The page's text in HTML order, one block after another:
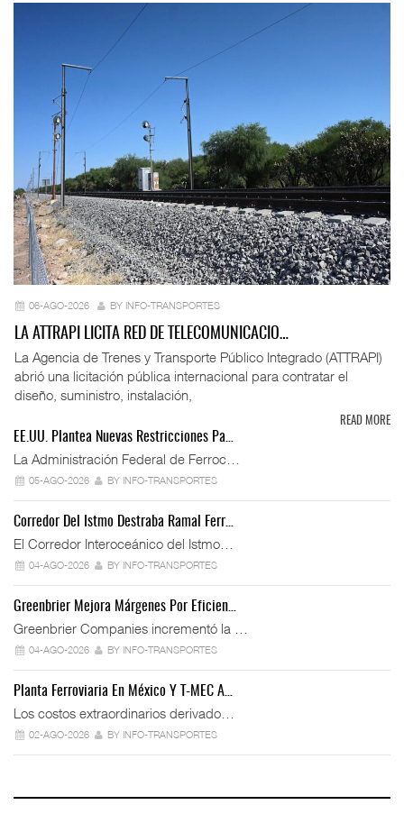
06-AGO-2026 BY INFO-TRANSPORTES
LA ATTRAPI LICITA RED DE TELECOMUNICACIO…
La Agencia de Trenes y Transporte Público Integrado (ATTRAPI)
abrió una licitación pública internacional para contratar el
diseño, suministro, instalación,
READ MORE
EE.UU. Plantea Nuevas Restricciones Pa…
La Administración Federal de Ferroc…
05-AGO-2026 BY INFO-TRANSPORTES
Corredor Del Istmo Destraba Ramal Ferr…
El Corredor Interoceánico del Istmo…
04-AGO-2026 BY INFO-TRANSPORTES
Greenbrier Mejora Márgenes Por Eficien…
Greenbrier Companies incrementó la …
04-AGO-2026 BY INFO-TRANSPORTES
Planta Ferroviaria En México Y T-MEC A…
Los costos extraordinarios derivado…
02-AGO-2026 BY INFO-TRANSPORTES